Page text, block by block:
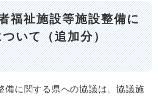
福祉施設等施設整備に
いて（追加分）
に関する県への協議は、協議施